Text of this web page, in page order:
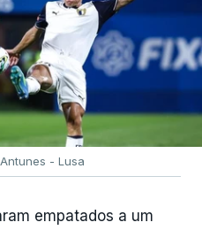
- Lusa
empatados a um